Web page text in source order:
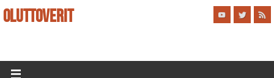
OLUTTOVERIT